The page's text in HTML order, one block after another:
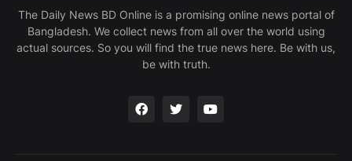
The Daily News BD Online is a promising online news portal of
Bangladesh. We collect news from all over the world using
actual sources. So you will find the true news here. Be with us,
be with truth.